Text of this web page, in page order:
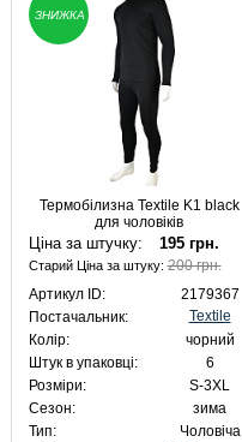
ЗНИЖКА
Термобілизна Textile K1 black
для чоловіків
Ціна за штучку: 195 грн.
Старий Ціна за штуку:200 грн.
Артикул ID:
2179367
Постачальник:
Textile
Колір:
чорний
Штук в упаковці:
6
Розміри:
S-3XL
Сезон:
зима
Тип:
Чоловіча